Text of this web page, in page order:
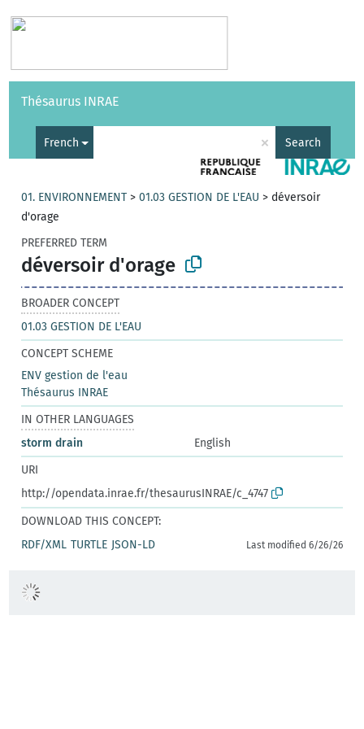
Vocabularies API
Thésaurus INRAE
French × Search
01. ENVIRONNEMENT >01.03 GESTION DE L'EAU > déversoir
d'orage
PREFERRED TERM
déversoir d'orage
BROADER CONCEPT
01.03 GESTION DE L'EAU
CONCEPT SCHEME
ENV gestion de l'eau
Thésaurus INRAE
IN OTHER LANGUAGES
storm drain
English
URI
http://opendata.inrae.fr/thesaurusINRAE/c_4747
DOWNLOAD THIS CONCEPT:
RDF/XML TURTLE JSON-LD Last modified 6/26/26